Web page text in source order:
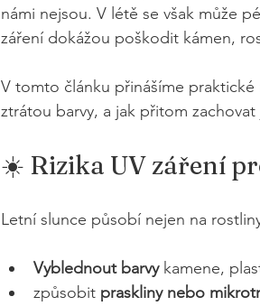
námi nejsou. V létě se však může
záření dokážou poškodit kámen,
V tomto článku přinášíme
ztrátou barvy, a jak přitom
☀️ Rizika UV záření
Letní slunce působí nejen na
Vyblednout barvy kamene,
způsobit praskliny nebo